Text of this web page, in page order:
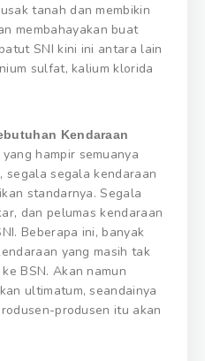
tanah dan membikin
membahayakan buat
SNI kini ini antara lain
sulfat, kalium klorida
Kendaraan
hampir semuanya
segala segala kendaraan
standarnya. Segala
dan pelumas kendaraan
Beberapa ini, banyak
yang masih tak
BSN. Akan namun
ultimatum, seandainya
produsen itu akan